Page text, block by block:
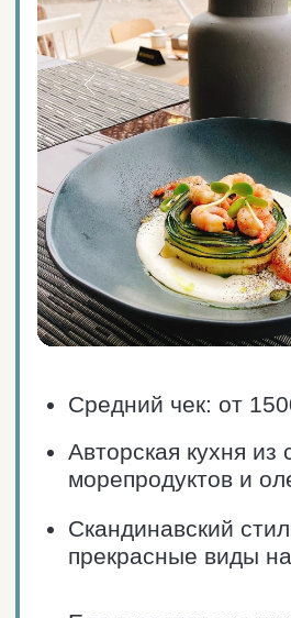
Паб расположен
на территории отеля
Arctic Brewery
Вместимость
и режим работы
20 мест (5 столов).
Пн-вс: 11:00 — 23:00
ПРОЛОЖИТЬ МАРШРУТ
ЗАКАЗАТЬ ТАКСИ
Наши услуги